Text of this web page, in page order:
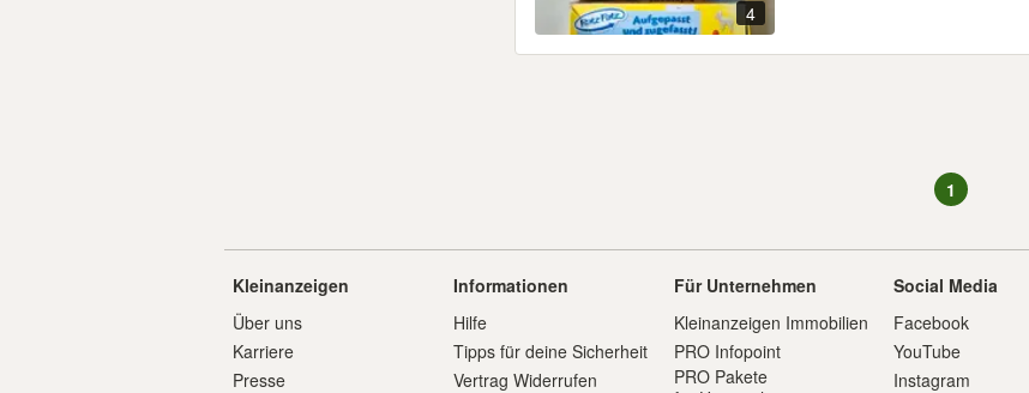
4
1
Kleinanzeigen
Über uns
Karriere
Presse
Informationen
Hilfe
Tipps für deine Sicherheit
Vertrag Widerrufen
Für Unternehmen
Kleinanzeigen Immobilien
PRO Infopoint
PRO Pakete
Social Media
Facebook
YouTube
Instagram